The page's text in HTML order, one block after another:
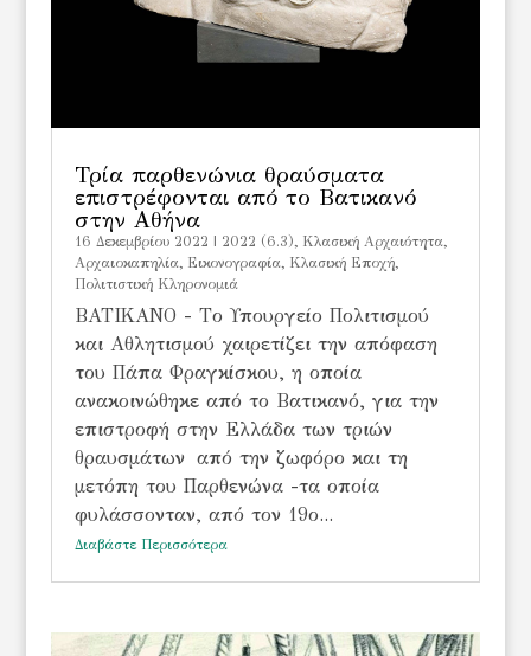
Τρία παρθενώνια θραύσματα
επιστρέφονται από το Βατικανό
στην Αθήνα
16 Δεκεμβρίου 2022 2022 (6.3), Kλασική Αρχαιότητα,
Αρχαιοκαπηλία, Εικονογραφία, Κλασική Εποχή,
Πολιτιστική Κληρονομιά
BATIKANO - Tο Υπουργείο Πολιτισμού
και Αθλητισμού χαιρετίζει την απόφαση
του Πάπα Φραγκίσκου, η οποία
ανακοινώθηκε από το Βατικανό, για την
επιστροφή στην Ελλάδα των τριών
θραυσμάτων από την ζωφόρο και τη
μετόπη του Παρθενώνα -τα οποία
φυλάσσονταν, από τον 19ο...
Διαβάστε Περισσότερα